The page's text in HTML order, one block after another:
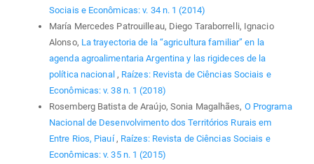
Sociais e Econômicas: v. 34 n. 1 (2014)
María Mercedes Patrouilleau, Diego Taraborrelli, Ignacio
Alonso, La trayectoria de la “agricultura familiar” en la
agenda agroalimentaria Argentina y las rigideces de la
política nacional , Raízes: Revista de Ciências Sociais e
Econômicas: v. 38 n. 1 (2018)
Rosemberg Batista de Araújo, Sonia Magalhães, O Programa
Nacional de Desenvolvimento dos Territórios Rurais em
Entre Rios, Piauí , Raízes: Revista de Ciências Sociais e
Econômicas: v. 35 n. 1 (2015)